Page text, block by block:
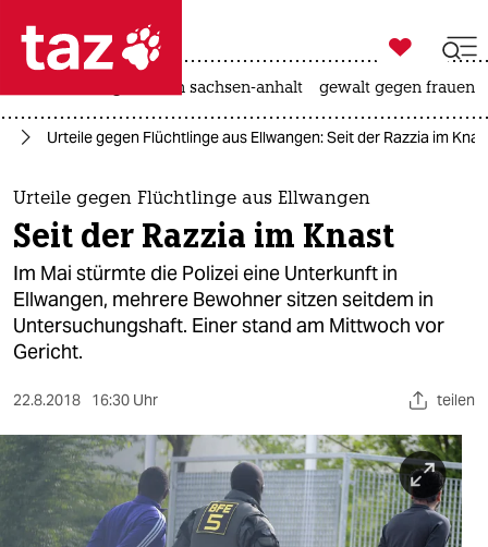
 taz zahl ich
taz zahl ich
themen
politik
öko
gesellschaft
kultur
sport
berlin
nord

taz zahl ich
landtagswahl in sachsen-anhalt gewalt gegen frauen
Urteile gegen Flüchtlinge aus Ellwangen: Seit der Razzia im
Urteile gegen Flüchtlinge aus Ellwangen
Seit der Razzia im Knast
Im Mai stürmte die Polizei eine Unterkunft in
Ellwangen, mehrere Bewohner sitzen seitdem in
Untersuchungshaft. Einer stand am Mittwoch vor
Gericht.
22.8.2018 16:30 Uhr teilen